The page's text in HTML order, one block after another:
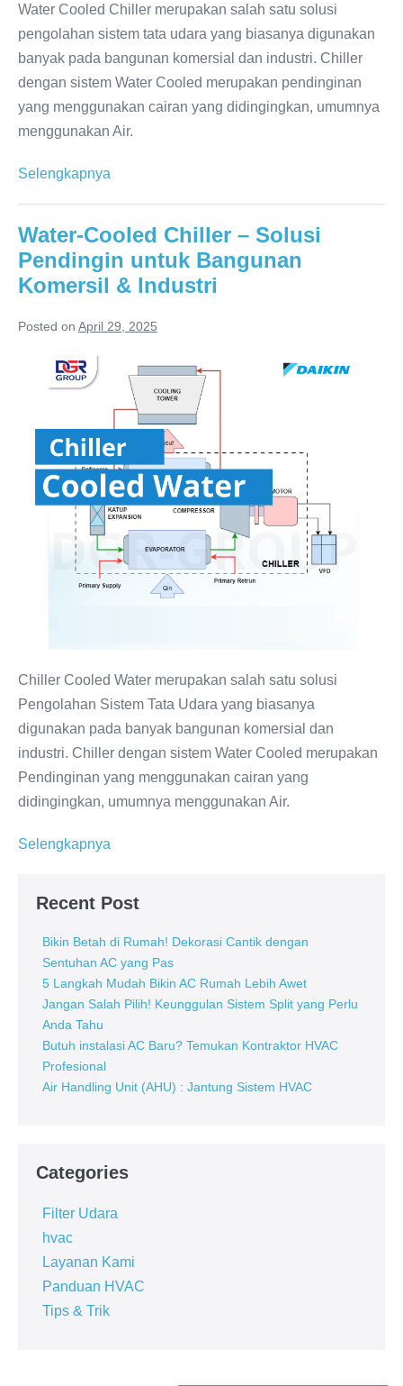
Water Cooled Chiller merupakan salah satu solusi
pengolahan sistem tata udara yang biasanya digunakan
banyak pada bangunan komersial dan industri. Chiller
dengan sistem Water Cooled merupakan pendinginan
yang menggunakan cairan yang didingingkan, umumnya
menggunakan Air.
Selengkapnya
Chiller
–
Bagaimana
Kelebihan
Kekurangannya?
Water-Cooled Chiller – Solusi
Pendingin untuk Bangunan
Komersil & Industri
Posted on April 29, 2025
Cooled
Solusi
Pendingin
Bangunan
Chiller Cooled Water merupakan salah satu solusi
Pengolahan Sistem Tata Udara yang biasanya
digunakan pada banyak bangunan komersial dan
industri. Chiller dengan sistem Water Cooled merupakan
Pendinginan yang menggunakan cairan yang
didingingkan, umumnya menggunakan Air.
Selengkapnya
Solusi
Pendingin
untuk
Bangunan
Komersil
Industri
Recent Post
Bikin Betah di Rumah! Dekorasi Cantik dengan
Sentuhan AC yang Pas
5 Langkah Mudah Bikin AC Rumah Lebih Awet
Jangan Salah Pilih! Keunggulan Sistem Split yang Perlu
Anda Tahu
Butuh instalasi AC Baru? Temukan Kontraktor HVAC
Profesional
Air Handling Unit (AHU) : Jantung Sistem HVAC
Categories
Filter Udara
hvac
Layanan Kami
Panduan HVAC
Tips & Trik